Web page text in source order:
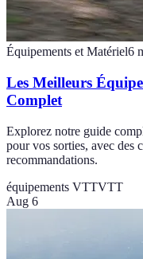
Équipements et Matériel6
Les Meilleurs
Complet
Explorez notre guide
pour vos sorties, avec des
recommandations.
équipements VTTVTT
Aug 6